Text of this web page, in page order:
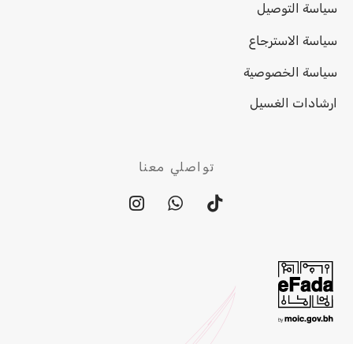
سياسة التوصيل
سياسة الاسترجاع
سياسة الخصوصية
ارشادات الغسيل
تواصلي معنا